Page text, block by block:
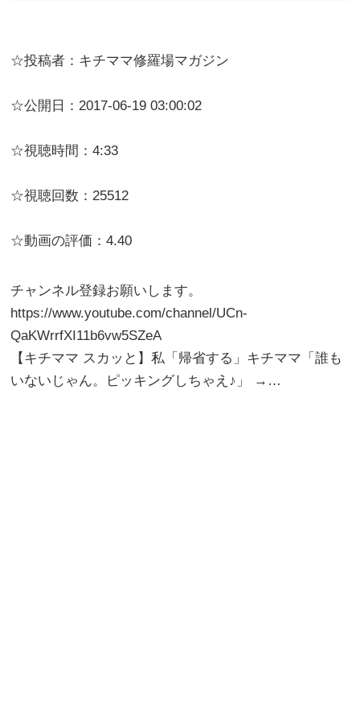
☆投稿者：キチママ修羅場マガジン
☆公開日：2017-06-19 03:00:02
☆視聴時間：4:33
☆視聴回数：25512
☆動画の評価：4.40
チャンネル登録お願いします。
https://www.youtube.com/channel/UCn-
QaKWrrfXI11b6vw5SZeA
【キチママ スカッと】私「帰省する」キチママ「誰も
いないじゃん。ピッキングしちゃえ♪」 →…